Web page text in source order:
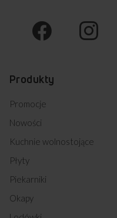
Produkty
Promocje
Nowości
Kuchnie wolnostojące
Płyty
Piekarniki
Okapy